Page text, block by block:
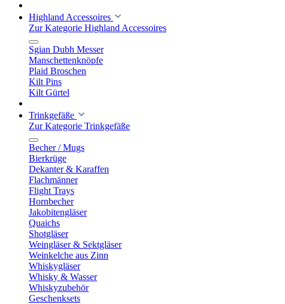
Highland Accessoires
Zur Kategorie Highland Accessoires
Sgian Dubh Messer
Manschettenknöpfe
Plaid Broschen
Kilt Pins
Kilt Gürtel
Trinkgefäße
Zur Kategorie Trinkgefäße
Becher / Mugs
Bierkrüge
Dekanter & Karaffen
Flachmänner
Flight Trays
Hornbecher
Jakobitengläser
Quaichs
Shotgläser
Weingläser & Sektgläser
Weinkelche aus Zinn
Whiskygläser
Whisky & Wasser
Whiskyzubehör
Geschenksets